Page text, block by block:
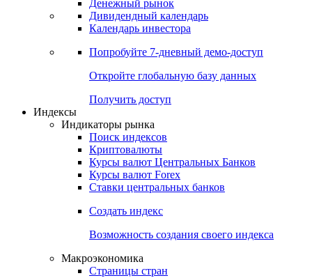
Денежный рынок
Дивидендный календарь
Календарь инвестора
Попробуйте 7-дневный демо-доступ
Откройте глобальную базу данных
Получить доступ
Индексы
Индикаторы рынка
Поиск индексов
Криптовалюты
Курсы валют Центральных Банков
Курсы валют Forex
Ставки центральных банков
Создать индекс
Возможность создания своего индекса
Макроэкономика
Страницы стран